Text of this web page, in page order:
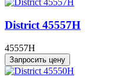
District 45557H
45557H
Запросить цену